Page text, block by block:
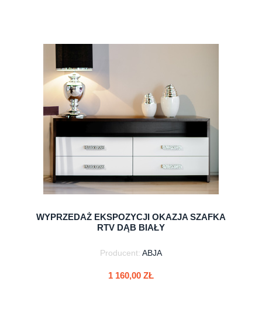
WYPRZEDAŻ EKSPOZYCJI OKAZJA SZAFKA
RTV DĄB BIAŁY
Producent: ABJA
1 160,00 ZŁ